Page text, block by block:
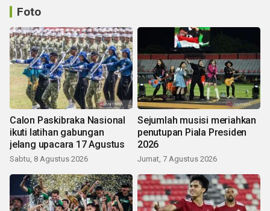
Foto
Calon Paskibraka Nasional
ikuti latihan gabungan
jelang upacara 17 Agustus
Sabtu, 8 Agustus 2026
Sejumlah musisi meriahkan
penutupan Piala Presiden
2026
Jumat, 7 Agustus 2026